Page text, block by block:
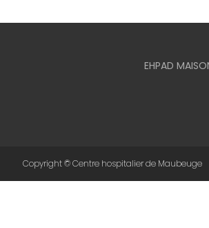
EHPAD
Copyright © Centre hospitalier de Maubeuge